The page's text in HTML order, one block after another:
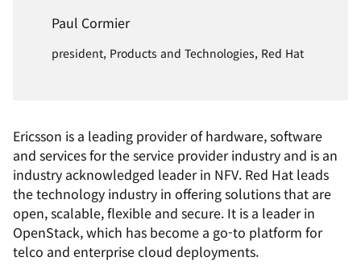
Paul Cormier
president, Products and Technologies, Red Hat
Ericsson is a leading provider of hardware, software
and services for the service provider industry and is an
industry acknowledged leader in NFV. Red Hat leads
the technology industry in offering solutions that are
open, scalable, flexible and secure. It is a leader in
OpenStack, which has become a go-to platform for
telco and enterprise cloud deployments.